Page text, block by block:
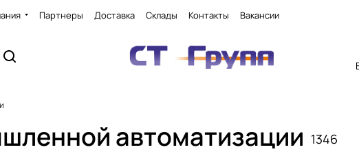
Партнеры Доставка Склады Контакты Вакансии
автоматизации 1346